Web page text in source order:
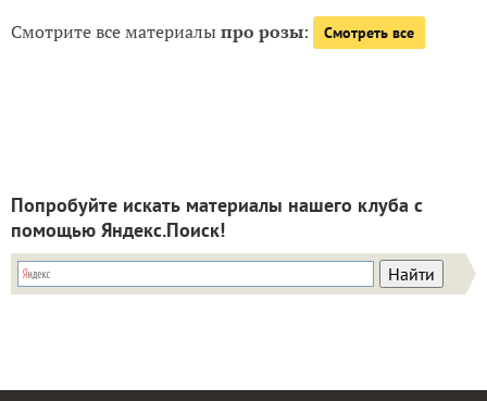
Смотрите все материалыпро розы: Смотреть все
Попробуйте искать материалы нашего клуба с
помощью Яндекс.Поиск!